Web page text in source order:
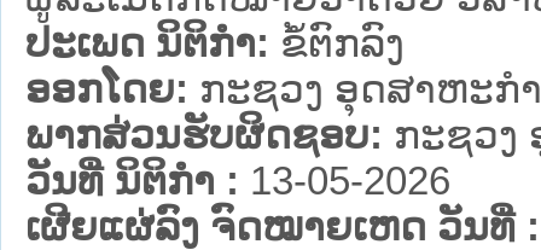
ປະເພດ ນິຕິກໍາ: ຂໍ້ຕົກລົງ
ອອກໂດຍ: ກະຊວງ ອຸດສາຫະກ
ພາກສ່ວນຮັບຜິດຊອບ: ກະຊວງ
ວັນທີ່ ນິຕິກໍາ : 13-05-2026
ເຜີຍແຜ່ລົງ ຈົດໝາຍເຫດ ວັນທີ່ :